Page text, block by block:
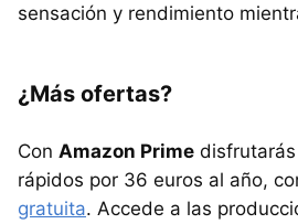
sensación y rendimiento
¿Más ofertas?
Con Amazon Prime
rápidos por 36 euros al año,
gratuita. Accede a las